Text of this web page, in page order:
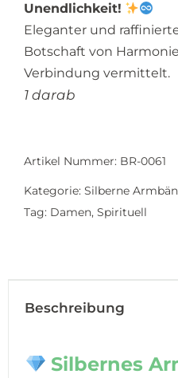
Unendlichkeit!
Eleganter und
Botschaft von
Verbindung vermittelt.
1 darab
Artikel Nummer: BR-0061
Kategorie: Silberne
Tag: Damen, Spirituell
Beschreibung
Silbernes